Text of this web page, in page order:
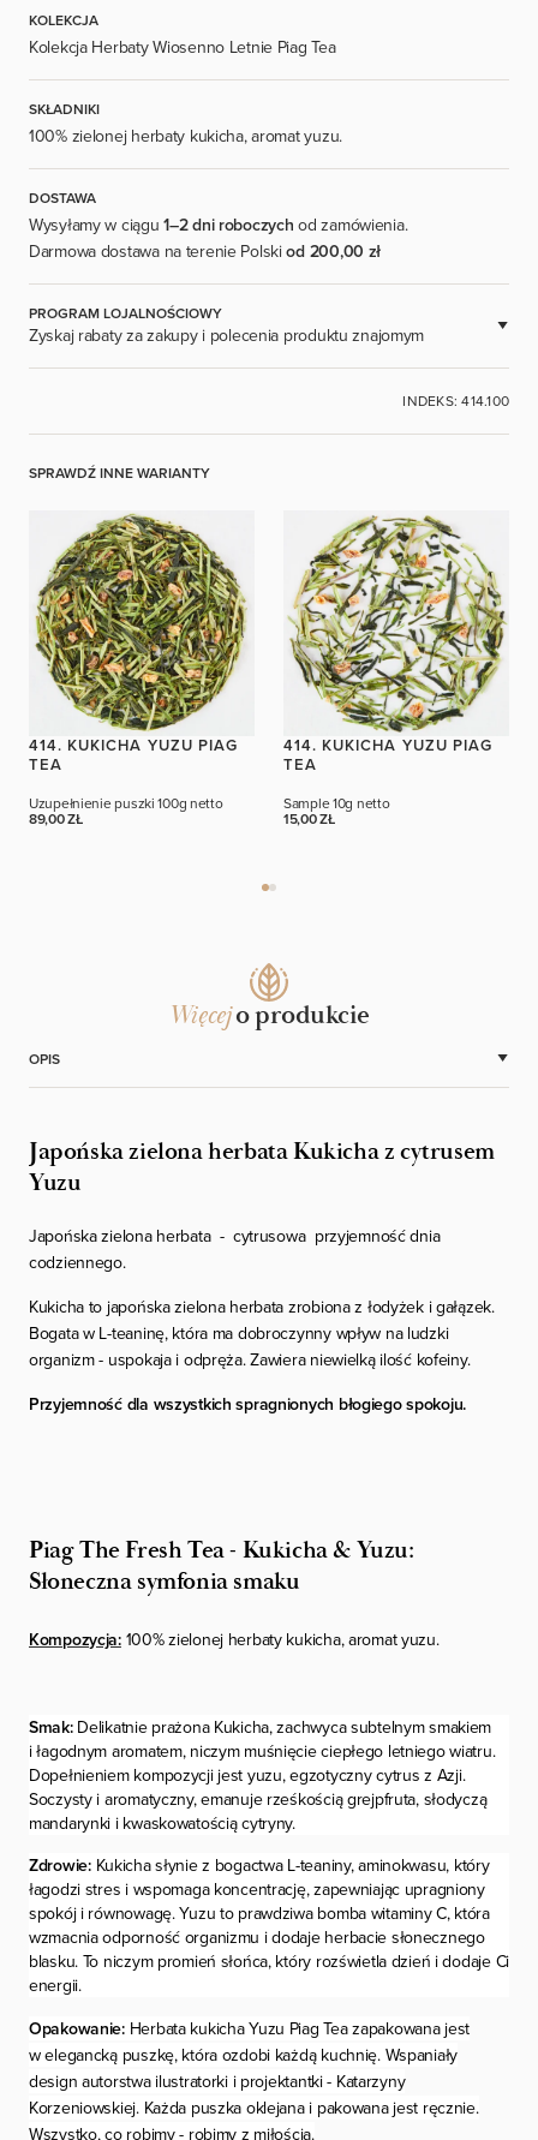
KOLEKCJA
Kolekcja Herbaty Wiosenno Letnie Piag Tea
SKŁADNIKI
100% zielonej herbaty kukicha, aromat yuzu.
DOSTAWA
Wysyłamy w ciągu1–2 dni roboczych od zamówienia.
Darmowa dostawa na terenie Polskiod 200,00 zł
PROGRAM LOJALNOŚCIOWY
Zyskaj rabaty za zakupy i polecenia produktu znajomym
ZALOGUJ SIĘ
INDEKS: 414.100
SPRAWDŹ INNE WARIANTY
414. KUKICHA YUZU PIAG
TEA
Uzupełnienie puszki100g netto
89,00 ZŁ
414. KUKICHA YUZU PIAG
TEA
Sample10g netto
15,00 ZŁ
Więcejo produkcie
OPIS
Japońska zielona herbata Kukicha z cytrusem
Yuzu
Japońska zielona herbata - cytrusowa przyjemność dnia
codziennego.
Kukicha to japońska zielona herbata zrobiona z łodyżek i gałązek.
Bogata w L-teaninę, która ma dobroczynny wpływ na ludzki
organizm - uspokaja i odpręża. Zawiera niewielką ilość kofeiny.
Przyjemność dla wszystkich spragnionych błogiego spokoju.
Piag The Fresh Tea - Kukicha & Yuzu:
Słoneczna symfonia smaku
Kompozycja: 100% zielonej herbaty kukicha, aromat yuzu.
Smak: Delikatnie prażona Kukicha, zachwyca subtelnym smakiem
i łagodnym aromatem, niczym muśnięcie ciepłego letniego wiatru.
Dopełnieniem kompozycji jest yuzu, egzotyczny cytrus z Azji.
Soczysty i aromatyczny, emanuje rześkością grejpfruta, słodyczą
mandarynki i kwaskowatością cytryny.
Zdrowie: Kukicha słynie z bogactwa L-teaniny, aminokwasu, który
łagodzi stres i wspomaga koncentrację, zapewniając upragniony
spokój i równowagę. Yuzu to prawdziwa bomba witaminy C, która
wzmacnia odporność organizmu i dodaje herbacie słonecznego
blasku. To niczym promień słońca, który rozświetla dzień i dodaje Ci
energii.
Opakowanie:Herbata kukicha Yuzu Piag Tea zapakowana jest
w elegancką puszkę, która ozdobi każdą kuchnię. Wspaniały
design autorstwa ilustratorki i projektantki - Katarzyny
Korzeniowskiej. Każda puszka oklejana i pakowana jest ręcznie.
Wszystko, co robimy - robimy z miłością.